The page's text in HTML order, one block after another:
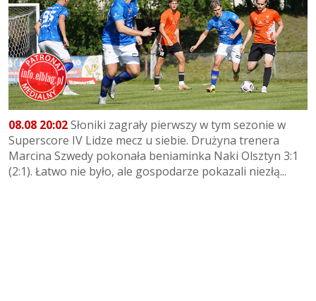
08.08 20:02Słoniki zagrały pierwszy w tym sezonie w
Superscore IV Lidze mecz u siebie. Drużyna trenera
Marcina Szwedy pokonała beniaminka Naki Olsztyn 3:1
(2:1). Łatwo nie było, ale gospodarze pokazali niezłą...